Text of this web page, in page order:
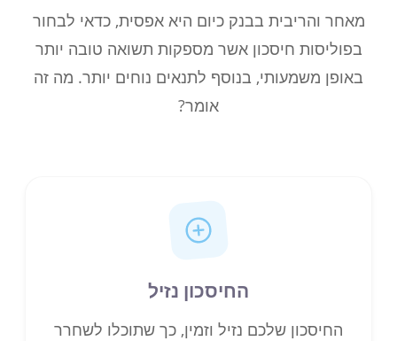
מאחר והריבית בבנק כיום היא אפסית, כדאי לבחור
בפוליסות חיסכון אשר מספקות תשואה טובה יותר
באופן משמעותי, בנוסף לתנאים נוחים יותר. מה זה
אומר?
החיסכון נזיל
החיסכון שלכם נזיל וזמין, כך שתוכלו לשחרר